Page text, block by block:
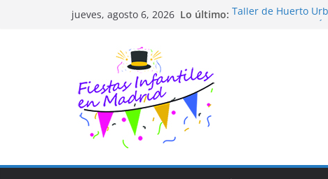
jueves, agosto 6, 2026 Lo último: Taller de Huerto